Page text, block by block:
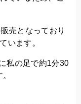
売となっており
います。
私の足で約1分30